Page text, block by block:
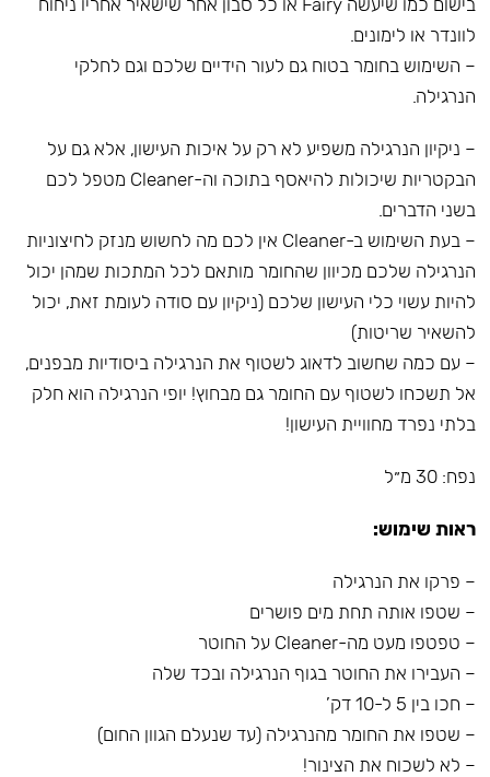
לוונדר או לימונים.
– השימוש בחומר בטוח גם לעור הידיים שלכם וגם לחלקי
הנרגילה.
– ניקיון הנרגילה משפיע לא רק על איכות העישון, אלא גם על
הבקטריות שיכולות להיאסף בתוכה וה-Cleaner מטפל לכם
בשני הדברים.
– בעת השימוש ב-Cleaner אין לכם מה לחשוש מנזק לחיצוניות
הנרגילה שלכם מכיוון שהחומר מותאם לכל המתכות שמהן יכול
להיות עשוי כלי העישון שלכם (ניקיון עם סודה לעומת זאת, יכול
להשאיר שריטות)
– עם כמה שחשוב לדאוג לשטוף את הנרגילה ביסודיות מבפנים,
אל תשכחו לשטוף עם החומר גם מבחוץ! יופי הנרגילה הוא חלק
בלתי נפרד מחוויית העישון!
נפח: 30 מ״ל
ראות שימוש:
– פרקו את הנרגילה
– שטפו אותה תחת מים פושרים
– טפטפו מעט מה-Cleaner על החוטר
– העבירו את החוטר בגוף הנרגילה ובכד שלה
– חכו בין 5 ל-10 דק’
– שטפו את החומר מהנרגילה (עד שנעלם הגוון החום)
– לא לשכוח את הצינור!